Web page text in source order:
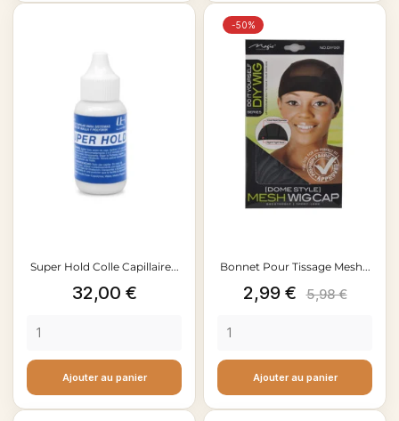
Super Hold Colle Capillaire...
Prix
32,00 €
Ajouter au panier
Bonnet Pour Tissage Mesh...
Prix
2,99 € Prix
5,98 €
Ajouter au panier
-50%